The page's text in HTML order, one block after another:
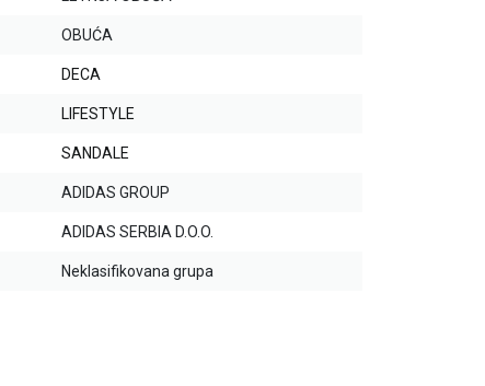
OBUĆA
DECA
LIFESTYLE
SANDALE
ADIDAS GROUP
ADIDAS SERBIA D.O.O.
Neklasifikovana grupa